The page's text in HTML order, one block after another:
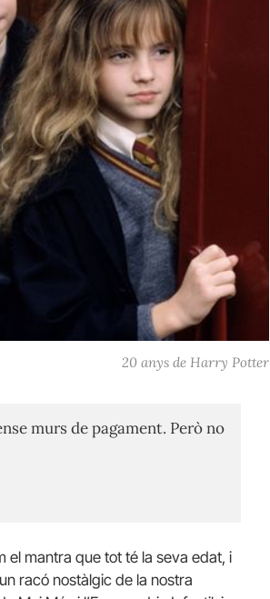
20 anys de Harry Potter
murs de pagament. Però no
el mantra que tot té la seva edat, i
racó nostàlgic de la nostra